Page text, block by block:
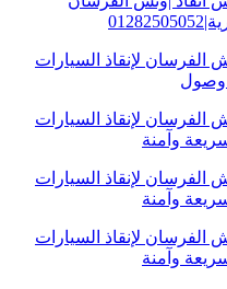
الفرسان لإنقاذ السيارات
الفرسان لإنقاذ السيارات
الفرسان لإنقاذ السيارات
الفرسان لإنقاذ السيارات